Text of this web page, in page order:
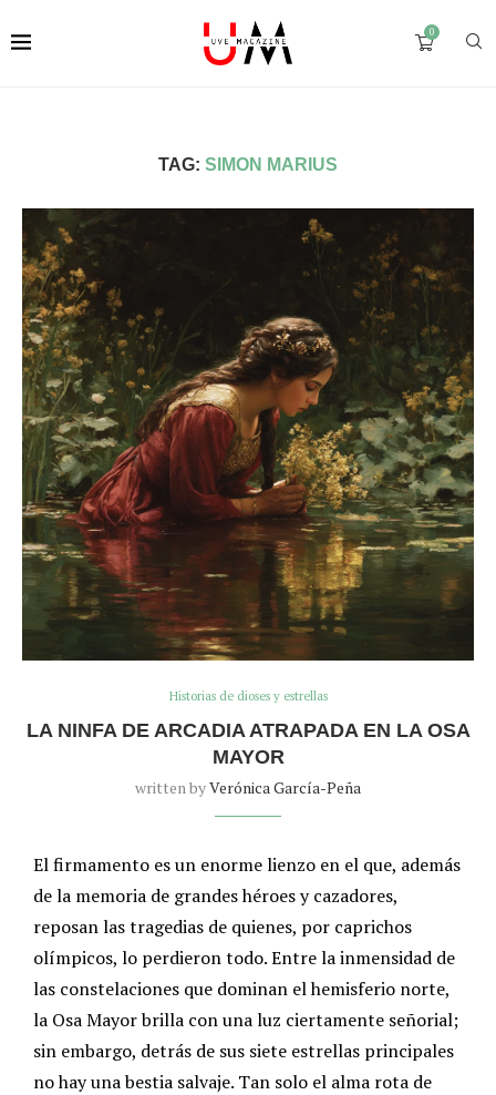
0
TAG: SIMON MARIUS
Historias de dioses y estrellas
LA NINFA DE ARCADIA ATRAPADA EN LA OSA
MAYOR
written byVerónica García-Peña
El firmamento es un enorme lienzo en el que, además
de la memoria de grandes héroes y cazadores,
reposan las tragedias de quienes, por caprichos
olímpicos, lo perdieron todo. Entre la inmensidad de
las constelaciones que dominan el hemisferio norte,
la Osa Mayor brilla con una luz ciertamente señorial;
sin embargo, detrás de sus siete estrellas principales
no hay una bestia salvaje. Tan solo el alma rota de